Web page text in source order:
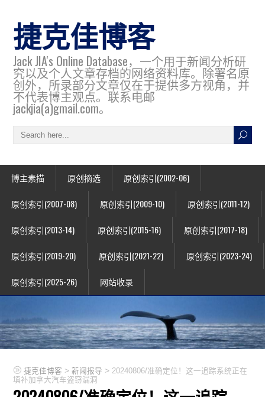
捷克佳博客
Jack JIA's Online Database，一个用于新闻分析研
究以及个人文章存档的网络资料库。除署名原
创外，所录部分文章仅在于提供多方视角，并
不代表博主观点。联系电邮
jackjia(a)gmail.com。
博主素描 原创摘选 原创索引(2002-06)
原创索引(2007-08) 原创索引(2009-10) 原创索引(2011-12)
原创索引(2013-14) 原创索引(2015-16) 原创索引(2017-18)
原创索引(2019-20) 原创索引(2021-22) 原创索引(2023-24)
原创索引(2025-26) 网站收录
捷克佳博客 >新闻报导 > 20240806/准确定位！这一追踪系统正在
填补加拿大汽车盗窃漏洞